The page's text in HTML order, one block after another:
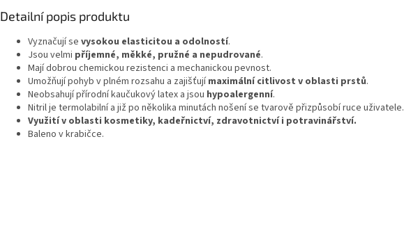
Detailní popis produktu
Vyznačují se vysokou elasticitou a odolností.
Jsou velmi příjemné, měkké, pružné a nepudrované.
Mají dobrou chemickou rezistenci a mechanickou pevnost.
Umožňují pohyb v plném rozsahu a zajišťují maximální citlivost v oblasti prstů.
Neobsahují přírodní kaučukový latex a jsou hypoalergenní.
Nitril je termolabilní a již po několika minutách nošení se tvarově přizpůsobí ruce uživatele.
Využití v oblasti kosmetiky, kadeřnictví, zdravotnictví i potravinářství.
Baleno v krabičce.